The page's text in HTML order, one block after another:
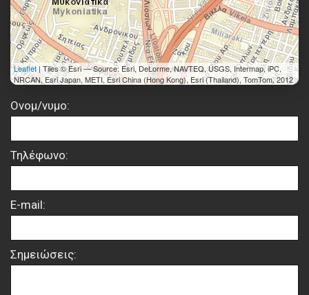
Leaflet| Tiles © Esri — Source: Esri, DeLorme, NAVTEQ, USGS, Intermap, iPC,
NRCAN, Esri Japan, METI, Esri China (Hong Kong), Esri (Thailand), TomTom, 2012
Ονομ/νυμο:
Τηλέφωνο:
E-mail:
Σημειώσεις: